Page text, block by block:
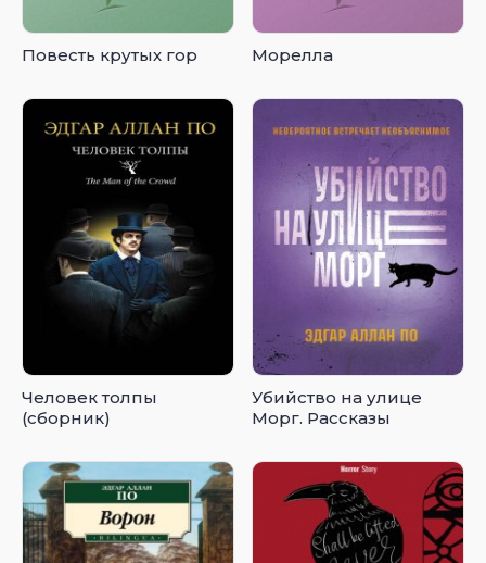
Повесть крутых гор Морелла
Человек толпы
(сборник)
Убийство на улице
Морг. Рассказы